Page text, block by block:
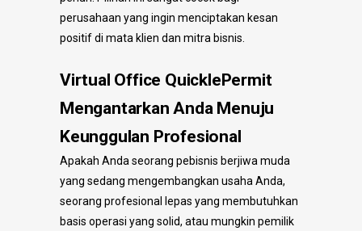
perusahaan yang ingin menciptakan kesan
positif di mata klien dan mitra bisnis.
Virtual Office QuicklePermit
Mengantarkan Anda Menuju
Keunggulan Profesional
Apakah Anda seorang pebisnis berjiwa muda
yang sedang mengembangkan usaha Anda,
seorang profesional lepas yang membutuhkan
basis operasi yang solid, atau mungkin pemilik